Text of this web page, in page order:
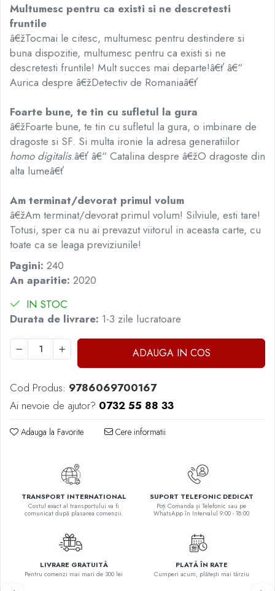
Multumesc pentru ca existi si ne descretesti
fruntile
â€žTocmai le citesc, multumesc pentru destindere si
buna dispozitie, multumesc pentru ca existi si ne
descretesti fruntile! Mult succes mai departe!â€ť â€“
Aurica despre â€žDetectiv de Romaniaâ€ť
Foarte bune, te tin cu sufletul la gura
â€žFoarte bune, te tin cu sufletul la gura, o imbinare de
dragoste si SF. Si multa ironie la adresa generatiilor
homo digitalis.â€ť â€“ Catalina despre â€žO dragoste din
alta lumeâ€ť
Am terminat/devorat primul volum
â€žAm terminat/devorat primul volum! Silviule, esti tare!
Totusi, sper ca nu ai prevazut viitorul in aceasta carte, cu
toate ca se leaga previziunile!
Pagini: 240
An aparitie: 2020
IN STOC
Durata de livrare: 1-3 zile lucratoare
ADAUGA IN COS
Cod Produs: 9786069700167
Ai nevoie de ajutor? 0732 55 88 33
Adauga la Favorite Cere informatii
TRANSPORT INTERNATIONAL
Costul exact al transportului va fi
comunicat după plasarea comenzii.
SUPORT TELEFONIC DEDICAT
Poți Comanda și Telefonic sau pe
WhatsApp în Intervalul 9:00 - 18:00
LIVRARE GRATUITĂ
Pentru comenzi mai mari de 300 lei
PLATĂ ÎN RATE
Cumperi acum, plătești mai târziu